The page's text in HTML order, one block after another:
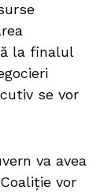
la finalul
se vor
va avea
vor